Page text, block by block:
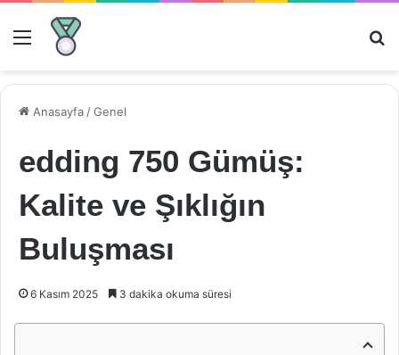
Menü
Anasayfa /Genel
edding 750 Gümüş:
Kalite ve Şıklığın
Buluşması
6 Kasım 2025 3 dakika okuma süresi